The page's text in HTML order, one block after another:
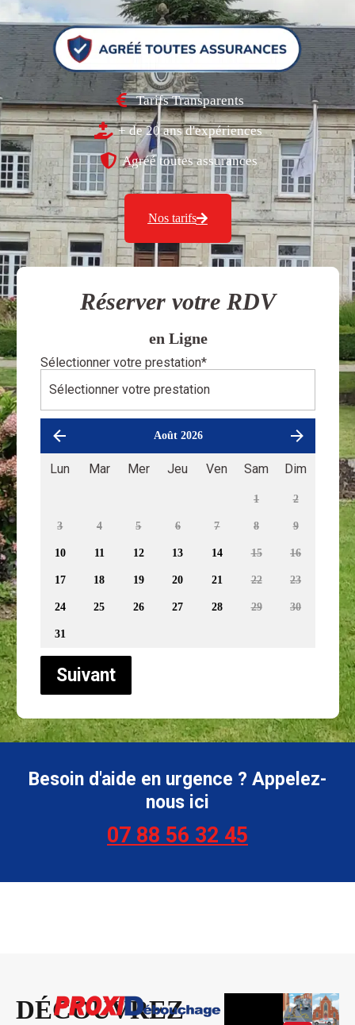
Tarifs Transparents
+ de 20 ans d'expériences
Agréé toutes assurances
Nos tarifs
Réserver votre RDV
en Ligne
Sélectionner votre prestation*
Août 2026
Lun Mar Mer Jeu Ven Sam Dim
1 2
3 4 5 6 7 8 9
10 11 12 13 14 15 16
17 18 19 20 21 22 23
24 25 26 27 28 29 30
31
Suivant
Besoin d'aide en urgence ? Appelez-
nous ici
07 88 56 32 45
DÉCOUVREZ